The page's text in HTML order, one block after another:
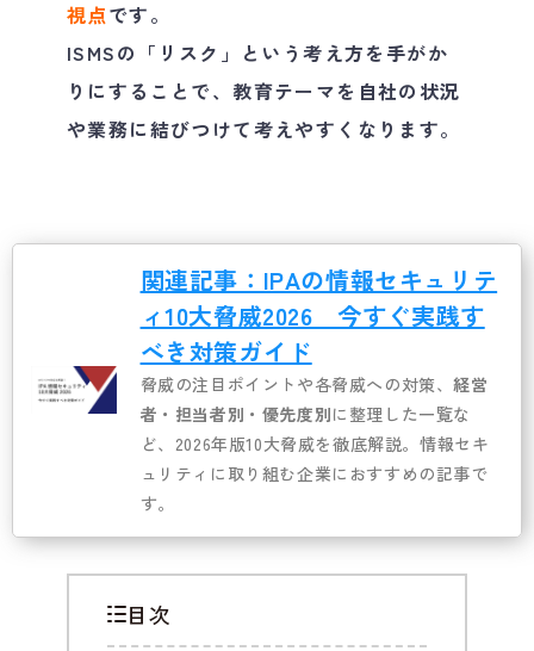
視点です。
ISMSの「リスク」という考え方を手がか
りにすることで、教育テーマを自社の状況
や業務に結びつけて考えやすくなります。
関連記事：IPAの情報セキュリテ
ィ10大脅威2026 今すぐ実践す
べき対策ガイド
脅威の注目ポイントや各脅威への対策、経営
者・担当者別・優先度別に整理した一覧な
ど、2026年版10大脅威を徹底解説。情報セキ
ュリティに取り組む企業におすすめの記事で
す。
目次